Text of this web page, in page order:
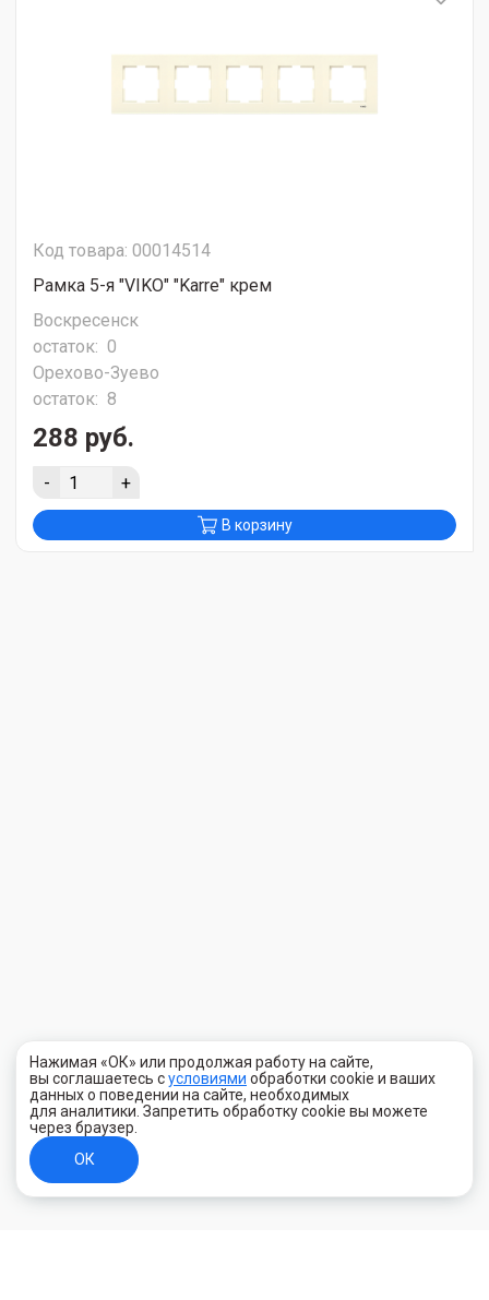
Код товара: 00014514
Рамка 5-я "VIKO" "Karre" крем
Воскресенск
остаток: 0
Орехово-Зуево
остаток: 8
288 руб.
- +
В корзину
Нажимая «ОК» или продолжая работу на сайте,
вы соглашаетесь сусловиями обработки cookie и ваших
данных о поведении на сайте, необходимых
для аналитики. Запретить обработку cookie вы можете
через браузер.
ОК